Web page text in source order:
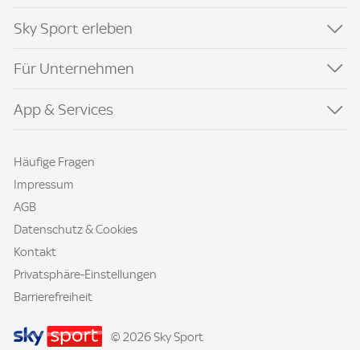
Sky Sport erleben
Für Unternehmen
App & Services
Häufige Fragen
Impressum
AGB
Datenschutz & Cookies
Kontakt
Privatsphäre-Einstellungen
Barrierefreiheit
© 2026 Sky Sport